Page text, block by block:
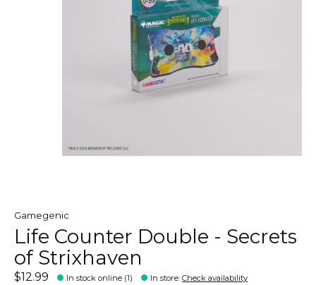
Gamegenic
Life Counter Double - Secrets
of Strixhaven
$12.99 In stock online (1) In store:Check availability